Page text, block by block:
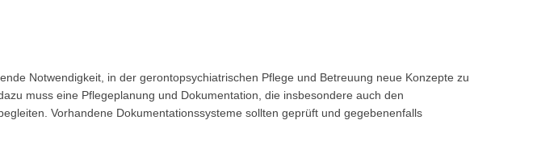
Notwendigkeit, in der gerontopsychiatrischen Pflege und Betreuung neue Konzepte zu
muss eine Pflegeplanung und Dokumentation, die insbesondere auch den
Vorhandene Dokumentationssysteme sollten geprüft und gegebenenfalls